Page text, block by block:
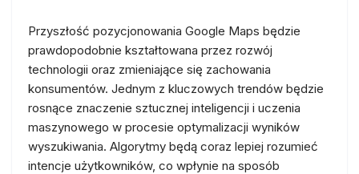
Przyszłość pozycjonowania Google Maps będzie
prawdopodobnie kształtowana przez rozwój
technologii oraz zmieniające się zachowania
konsumentów. Jednym z kluczowych trendów będzie
rosnące znaczenie sztucznej inteligencji i uczenia
maszynowego w procesie optymalizacji wyników
wyszukiwania. Algorytmy będą coraz lepiej rozumieć
intencje użytkowników, co wpłynie na sposób